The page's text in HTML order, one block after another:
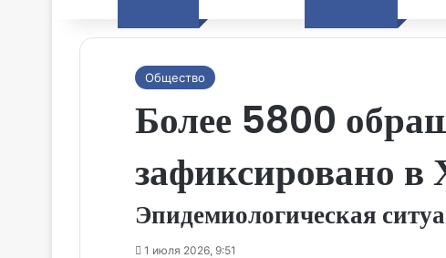
Общество
Более 5800
зафиксировано в
Эпидемиологическая
1 июля 2026, 9:51